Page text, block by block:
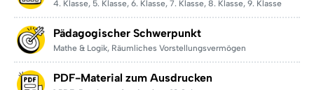
4. Klasse, 5. Klasse, 6. Klasse, 7. Klasse, 8. Klasse, 9. Klasse
Pädagogischer Schwerpunkt
Mathe & Logik, Räumliches Vorstellungsvermögen
PDF-Material zum Ausdrucken